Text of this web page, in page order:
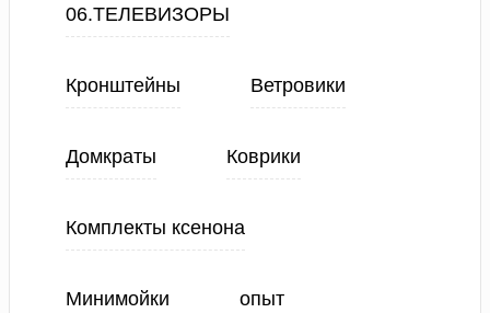
06.ТЕЛЕВИЗОРЫ
Кронштейны Ветровики
Домкраты Коврики
Комплекты ксенона
Минимойки опыт